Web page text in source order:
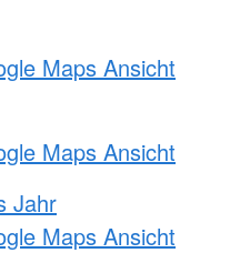
Maps Ansicht
Maps Ansicht
Jahr
Maps Ansicht